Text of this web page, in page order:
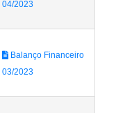
04/2023
Balanço Financeiro
03/2023